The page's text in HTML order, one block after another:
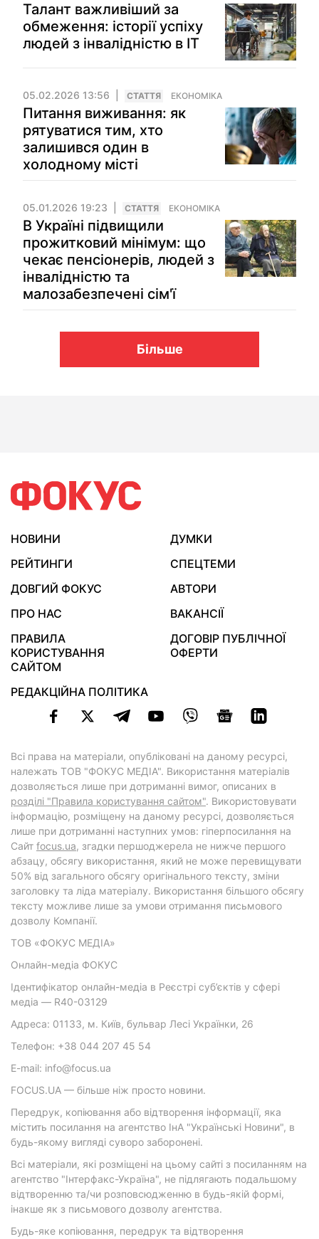
Талант важливіший за
обмеження: історії успіху
людей з інвалідністю в IT
05.02.2026 13:56 СТАТТЯ ЕКОНОМІКА
Питання виживання: як
рятуватися тим, хто
залишився один в
холодному місті
05.01.2026 19:23 СТАТТЯ ЕКОНОМІКА
В Україні підвищили
прожитковий мінімум: що
чекає пенсіонерів, людей з
інвалідністю та
малозабезпечені сім'ї
Більше
НОВИНИ
ДУМКИ
РЕЙТИНГИ
СПЕЦТЕМИ
ДОВГИЙ ФОКУС
АВТОРИ
ПРО НАС
ВАКАНСІЇ
ПРАВИЛА
КОРИСТУВАННЯ
САЙТОМ
ДОГОВІР ПУБЛІЧНОЇ
ОФЕРТИ
РЕДАКЦІЙНА ПОЛІТИКА
Всі права на матеріали, опубліковані на даному ресурсі,
належать ТОВ "ФОКУС МЕДІА". Використання матеріалів
дозволяється лише при дотриманні вимог, описаних в
розділі "Правила користування сайтом". Використовувати
інформацію, розміщену на даному ресурсі, дозволяється
лише при дотриманні наступних умов: гіперпосилання на
Cайт focus.ua, згадки першоджерела не нижче першого
абзацу, обсягу використання, який не може перевищувати
50% від загального обсягу оригінального тексту, зміни
заголовку та ліда матеріалу. Використання більшого обсягу
тексту можливе лише за умови отримання письмового
дозволу Компанії.
ТОВ «ФОКУС МЕДІА»
Онлайн-медіа ФОКУС
Ідентифікатор онлайн-медіа в Реєстрі суб’єктів у сфері
медіа — R40-03129
Адреса: 01133, м. Київ, бульвар Лесі Українки, 26
Телефон: +38 044 207 45 54
E-mail: info@focus.ua
FOCUS.UA — більше ніж просто новини.
Передрук, копіювання або відтворення інформації, яка
містить посилання на агентство ІнА "Українські Новини", в
будь-якому вигляді суворо заборонені.
Всі матеріали, які розміщені на цьому сайті з посиланням на
агентство "Інтерфакс-Україна", не підлягають подальшому
відтворенню та/чи розповсюдженню в будь-якій формі,
інакше як з письмового дозволу агентства.
Будь-яке копіювання, передрук та відтворення